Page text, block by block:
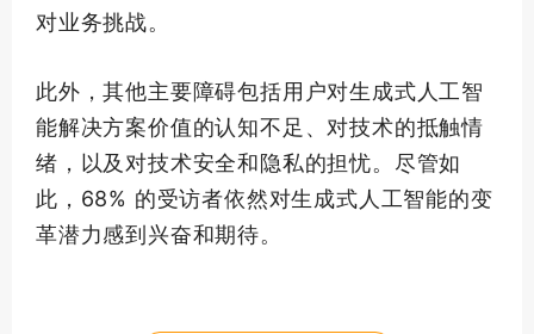
对业务挑战。
此外，其他主要障碍包括用户对生成式人工智
能解决方案价值的认知不足、对技术的抵触情
绪，以及对技术安全和隐私的担忧。尽管如
此，68% 的受访者依然对生成式人工智能的变
革潜力感到兴奋和期待。